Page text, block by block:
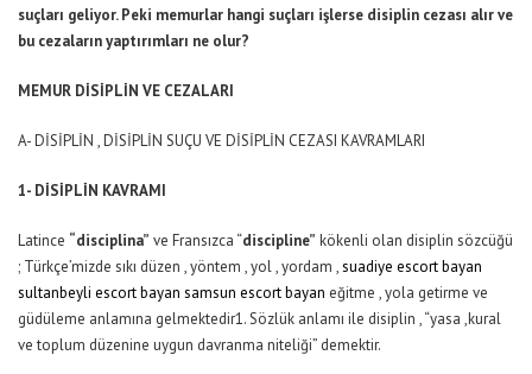
suçları geliyor. Peki memurlar hangi suçları işlerse disiplin cezası alır ve
bu cezaların yaptırımları ne olur?
MEMUR DİSİPLİN VE CEZALARI
A- DİSİPLİN , DİSİPLİN SUÇU VE DİSİPLİN CEZASI KAVRAMLARI
1- DİSİPLİN KAVRAMI
Latince “disciplina” ve Fransızca “discipline” kökenli olan disiplin sözcüğü
; Türkçe’mizde sıkı düzen , yöntem , yol , yordam ,suadiye escort bayan
sultanbeyli escort bayan samsun escort bayan eğitme , yola getirme ve
güdüleme anlamına gelmektedir1. Sözlük anlamı ile disiplin , “yasa ,kural
ve toplum düzenine uygun davranma niteliği” demektir.